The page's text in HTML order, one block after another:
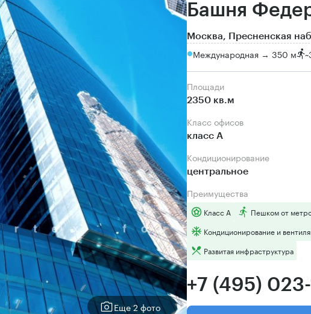
Еще 2 фото
Башня
Москва, Пресненская
Международная → 350 м ~
Площади
2350 кв.м
Класс офисов
класс А
Кондиционирование
центральное
Преимущества
Класс А
Пешком от
Кондиционирование и
Развитая инфраструктура
+7 (495)